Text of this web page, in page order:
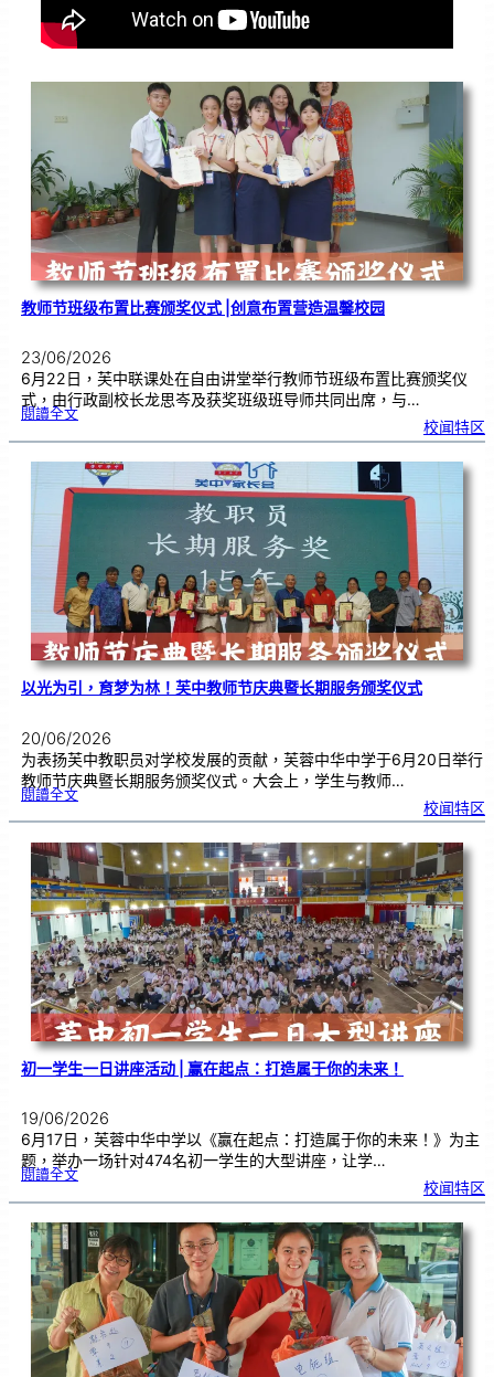
教师节班级布置比赛颁奖仪式 |创意布置营造温馨校园
23/06/2026
6月22日，芙中联课处在自由讲堂举行教师节班级布置比赛颁奖仪
式，由行政副校长龙思岑及获奖班级班导师共同出席，与…
閱讀全文:教
班
布
置
比
颁
奖
温
馨
校
园
校闻特区
以光为引，育梦为林！芙中教师节庆典暨长期服务颁奖仪式
20/06/2026
为表扬芙中教职员对学校发展的贡献，芙蓉中华中学于6月20日举行
教师节庆典暨长期服务颁奖仪式。大会上，学生与教师…
閱讀全文:以
引
育
梦
为
林
芙
中
教
师
节
庆
典
暨
长
期
服
务
颁
奖
仪
式
校闻特区
初一学生一日讲座活动 | 赢在起点：打造属于你的未来！
19/06/2026
6月17日，芙蓉中华中学以《赢在起点：打造属于你的未来！》为主
题，举办一场针对474名初一学生的大型讲座，让学…
閱讀全文:初
生
日
讲
座
活
动
赢
在
起
点
：
打
造
属
于
你
的
未
来
！
校闻特区